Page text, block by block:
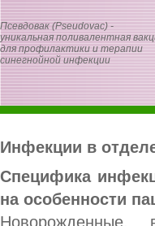
Псевдовак (Pseudovac) -
уникальная поливалентная
для профилактики и терапии
синегнойной инфекции
Инфекции в
Специфика
на особенности
Новорожденные,